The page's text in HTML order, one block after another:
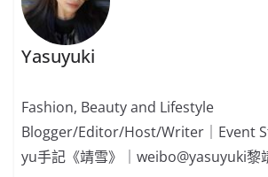
Yasuyuki
Fashion, Beauty and Lifestyle
Blogger/Editor/Host/Writer｜Event
yu手記《靖雪》｜weibo@yasuyuki黎